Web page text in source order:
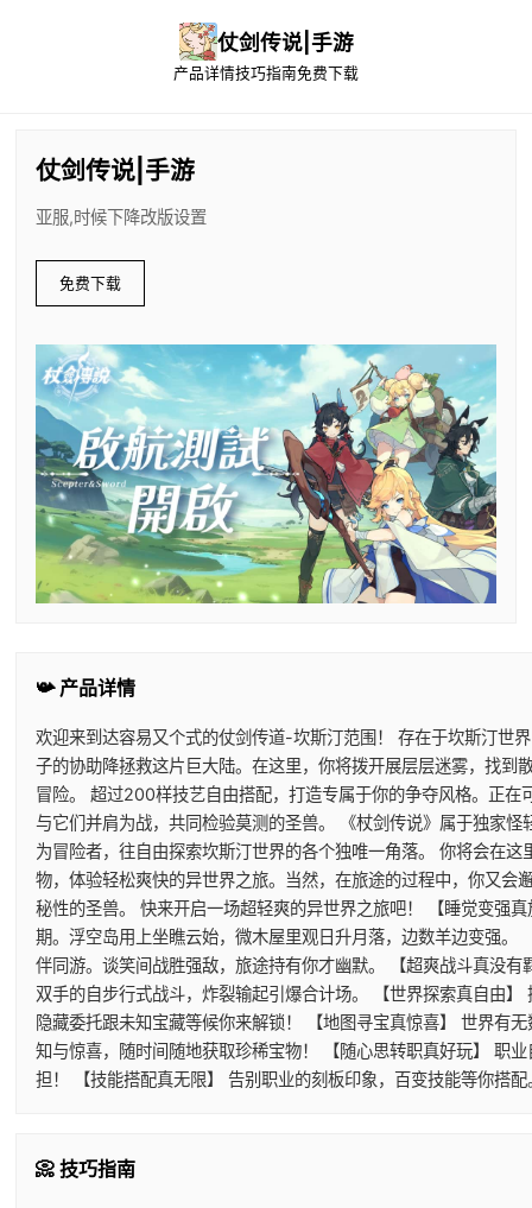
仗剑传说|手游
产品详情技巧指南免费下载
仗剑传说|手游
亚服,时候下降改版设置
免费下载
📯 产品详情
欢迎来到达容易又个式的仗剑传道-坎斯汀范围！ 存在于坎斯汀世
子的协助降拯救这片巨大陆。在这里，你将拨开展层层迷雾，找到
冒险。 超过200样技艺自由搭配，打造专属于你的争夺风格。正在
与它们并肩为战，共同检验莫测的圣兽。 《杖剑传说》属于独家
为冒险者，往自由探索坎斯汀世界的各个独唯一角落。 你将会在
物，体验轻松爽快的异世界之旅。当然，在旅途的过程中，你又会
秘性的圣兽。 快来开启一场超轻爽的异世界之旅吧！ 【睡觉变强
期。浮空岛用上坐瞧云始，微木屋里观日升月落，边数羊边变强。
伴同游。谈笑间战胜强敌，旅途持有你才幽默。 【超爽战斗真没
双手的自步行式战斗，炸裂输起引爆合计场。 【世界探索真自由
隐藏委托跟未知宝藏等候你来解锁！ 【地图寻宝真惊喜】 世界有
知与惊喜，随时间随地获取珍稀宝物！ 【随心思转职真好玩】 职
担！ 【技能搭配真无限】 告别职业的刻板印象，百变技能等你搭
📀 技巧指南